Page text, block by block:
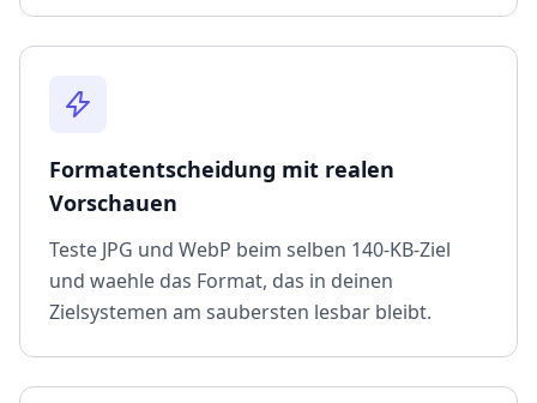
Formatentscheidung mit realen
Vorschauen
Teste JPG und WebP beim selben 140-KB-Ziel
und waehle das Format, das in deinen
Zielsystemen am saubersten lesbar bleibt.